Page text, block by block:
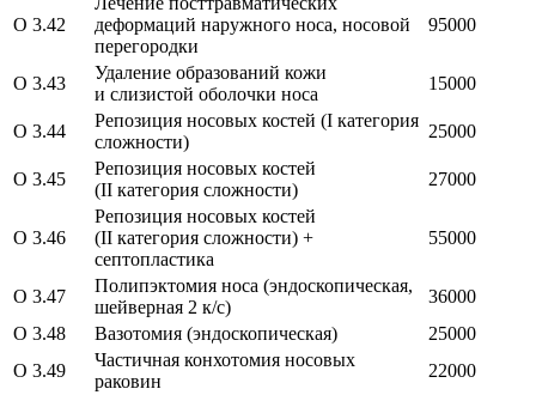
O 3.42
деформаций наружного носа, носовой
перегородки
95000
O 3.43
Удаление образований кожи
и слизистой оболочки носа
15000
O 3.44
Репозиция носовых костей (I категория
сложности)
25000
O 3.45
Репозиция носовых костей
(II категория сложности)
27000
O 3.46
Репозиция носовых костей
(II категория сложности) +
септопластика
55000
O 3.47
Полипэктомия носа (эндоскопическая,
шейверная 2 к/с)
36000
O 3.48
Вазотомия (эндоскопическая)
25000
O 3.49
Частичная конхотомия носовых
раковин
22000